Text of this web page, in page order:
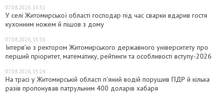
07.08.2026, 16:31
У селі Житомирської області господар під час сварки вдарив гостя
кухонним ножем й пішов з дому
07.08.2026, 15:36
Інтерв’ю з ректором Житомирського державного університету про
перший пріоритет, математику, рейтинги та особливості вступу-2026
07.08.2026, 15:24
На трасі у Житомирській області п’яний водій порушив ПДР й кілька
разів пропонував патрульним 400 доларів хабаря